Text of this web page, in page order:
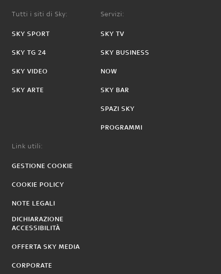
Tutti i siti di Sky:
SKY SPORT
SKY TG 24
SKY VIDEO
SKY ARTE
Servizi:
SKY TV
SKY BUSINESS
NOW
SKY BAR
SPAZI SKY
PROGRAMMI
Link utili:
GESTIONE COOKIE
COOKIE POLICY
NOTE LEGALI
DICHIARAZIONE
ACCESSIBILITÀ
OFFERTA SKY MEDIA
CORPORATE